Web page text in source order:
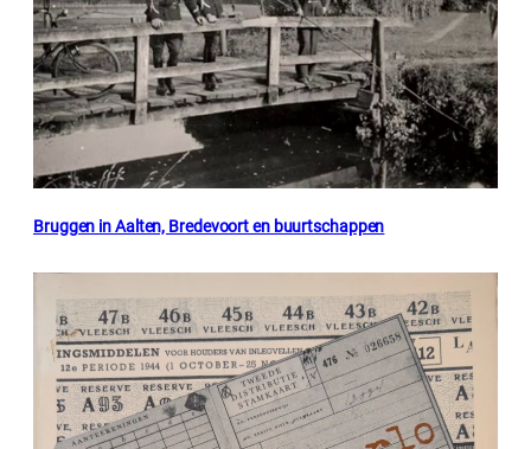
Bruggen in Aalten, Bredevoort en buurtschappen